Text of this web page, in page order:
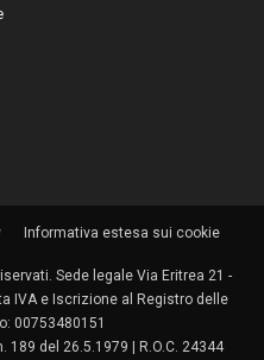
Informativa estesa sui cookie
Sede legale Via Eritrea 21 -
IVA e Iscrizione al Registro delle
00753480151
del 26.5.1979 | R.O.C. 24344